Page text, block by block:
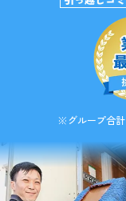
※グループ合計